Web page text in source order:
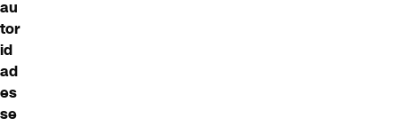
au
tor
id
ad
es
se